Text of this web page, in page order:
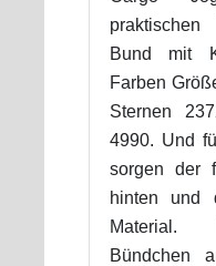
praktischen
Bund mit
Farben
Sternen
4990. Und
sorgen der
hinten und
Material.
Bündchen